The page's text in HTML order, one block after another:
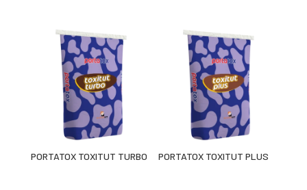
PORTATOX TOXITUT TURBO PORTATOX TOXITUT PLUS